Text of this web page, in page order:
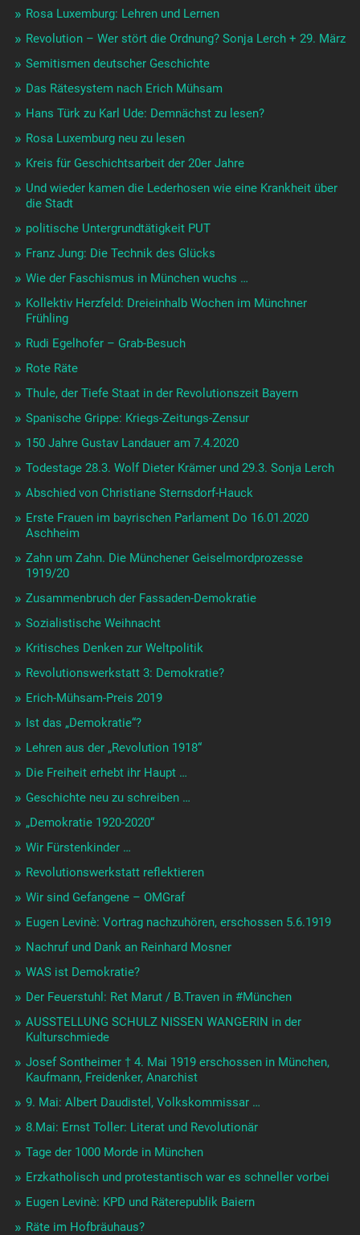
Rosa Luxemburg: Lehren und Lernen
Revolution – Wer stört die Ordnung? Sonja Lerch + 29. März
Semitismen deutscher Geschichte
Das Rätesystem nach Erich Mühsam
Hans Türk zu Karl Ude: Demnächst zu lesen?
Rosa Luxemburg neu zu lesen
Kreis für Geschichtsarbeit der 20er Jahre
Und wieder kamen die Lederhosen wie eine Krankheit über
die Stadt
politische Untergrundtätigkeit PUT
Franz Jung: Die Technik des Glücks
Wie der Faschismus in München wuchs …
Kollektiv Herzfeld: Dreieinhalb Wochen im Münchner
Frühling
Rudi Egelhofer – Grab-Besuch
Rote Räte
Thule, der Tiefe Staat in der Revolutionszeit Bayern
Spanische Grippe: Kriegs-Zeitungs-Zensur
150 Jahre Gustav Landauer am 7.4.2020
Todestage 28.3. Wolf Dieter Krämer und 29.3. Sonja Lerch
Abschied von Christiane Sternsdorf-Hauck
Erste Frauen im bayrischen Parlament Do 16.01.2020
Aschheim
Zahn um Zahn. Die Münchener Geiselmordprozesse
1919/20
Zusammenbruch der Fassaden-Demokratie
Sozialistische Weihnacht
Kritisches Denken zur Weltpolitik
Revolutionswerkstatt 3: Demokratie?
Erich-Mühsam-Preis 2019
Ist das „Demokratie“?
Lehren aus der „Revolution 1918“
Die Freiheit erhebt ihr Haupt …
Geschichte neu zu schreiben …
„Demokratie 1920-2020“
Wir Fürstenkinder …
Revolutionswerkstatt reflektieren
Wir sind Gefangene – OMGraf
Eugen Levinè: Vortrag nachzuhören, erschossen 5.6.1919
Nachruf und Dank an Reinhard Mosner
WAS ist Demokratie?
Der Feuerstuhl: Ret Marut / B.Traven in #München
AUSSTELLUNG SCHULZ NISSEN WANGERIN in der
Kulturschmiede
Josef Sontheimer † 4. Mai 1919 erschossen in München,
Kaufmann, Freidenker, Anarchist
9. Mai: Albert Daudistel, Volkskommissar …
8.Mai: Ernst Toller: Literat und Revolutionär
Tage der 1000 Morde in München
Erzkatholisch und protestantisch war es schneller vorbei
Eugen Levinè: KPD und Räterepublik Baiern
Räte im Hofbräuhaus?